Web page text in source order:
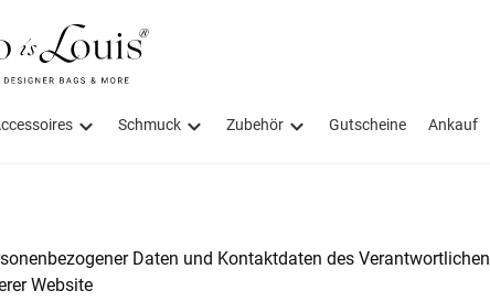
Schmuck Zubehör Gutscheine Ankauf
Daten und Kontaktdaten des Verantwortlichen
Website